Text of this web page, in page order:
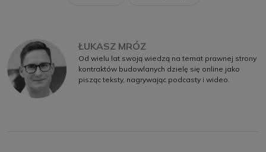
ŁUKASZ MRÓZ
Od wielu lat swoją wiedzą na temat prawnej strony
kontraktów budowlanych dzielę się online jako
pisząc teksty, nagrywając podcasty i wideo.